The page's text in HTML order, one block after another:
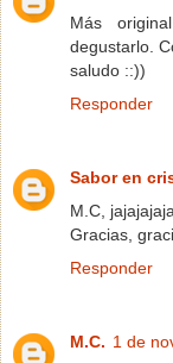
Más
degustarlo.
saludo ::))
Responder
Sabor en
M.C,
Gracias,
Responder
M.C. 1 de